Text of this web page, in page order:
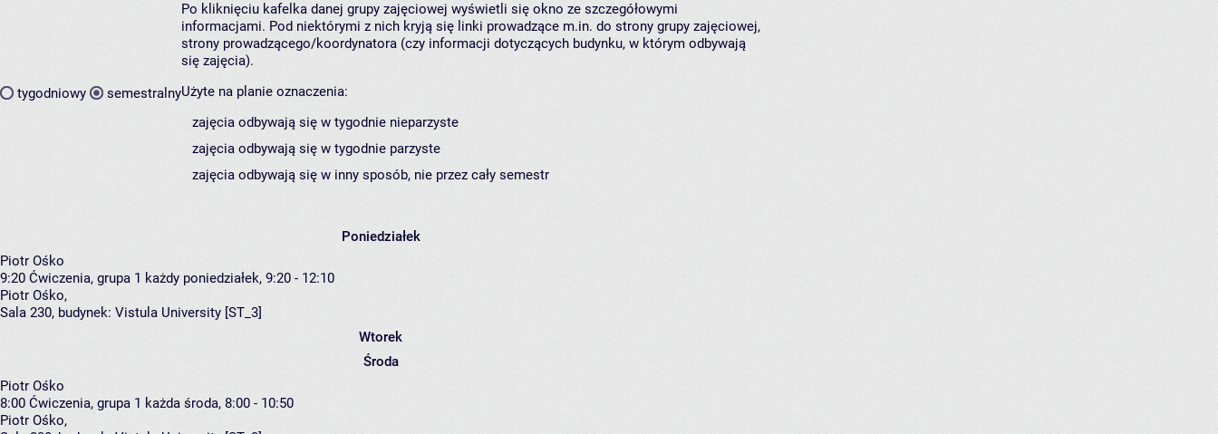
tygodniowy semestralny
Po kliknięciu kafelka danej grupy zajęciowej wyświetli się okno ze szczegółowymi
informacjami. Pod niektórymi z nich kryją się linki prowadzące m.in. do strony grupy zajęciowej,
strony prowadzącego/koordynatora (czy informacji dotyczących budynku, w którym odbywają
się zajęcia).
Użyte na planie oznaczenia:
zajęcia odbywają się w tygodnie nieparzyste
zajęcia odbywają się w tygodnie parzyste
zajęcia odbywają się w inny sposób, nie przez cały semestr
Poniedziałek
Piotr Ośko
9:20 Ćwiczenia, grupa 1 każdy poniedziałek, 9:20 - 12:10
Piotr Ośko,
Sala 230, budynek: Vistula University [ST_3]
Wtorek
Środa
Piotr Ośko
8:00 Ćwiczenia, grupa 1 każda środa, 8:00 - 10:50
Piotr Ośko,